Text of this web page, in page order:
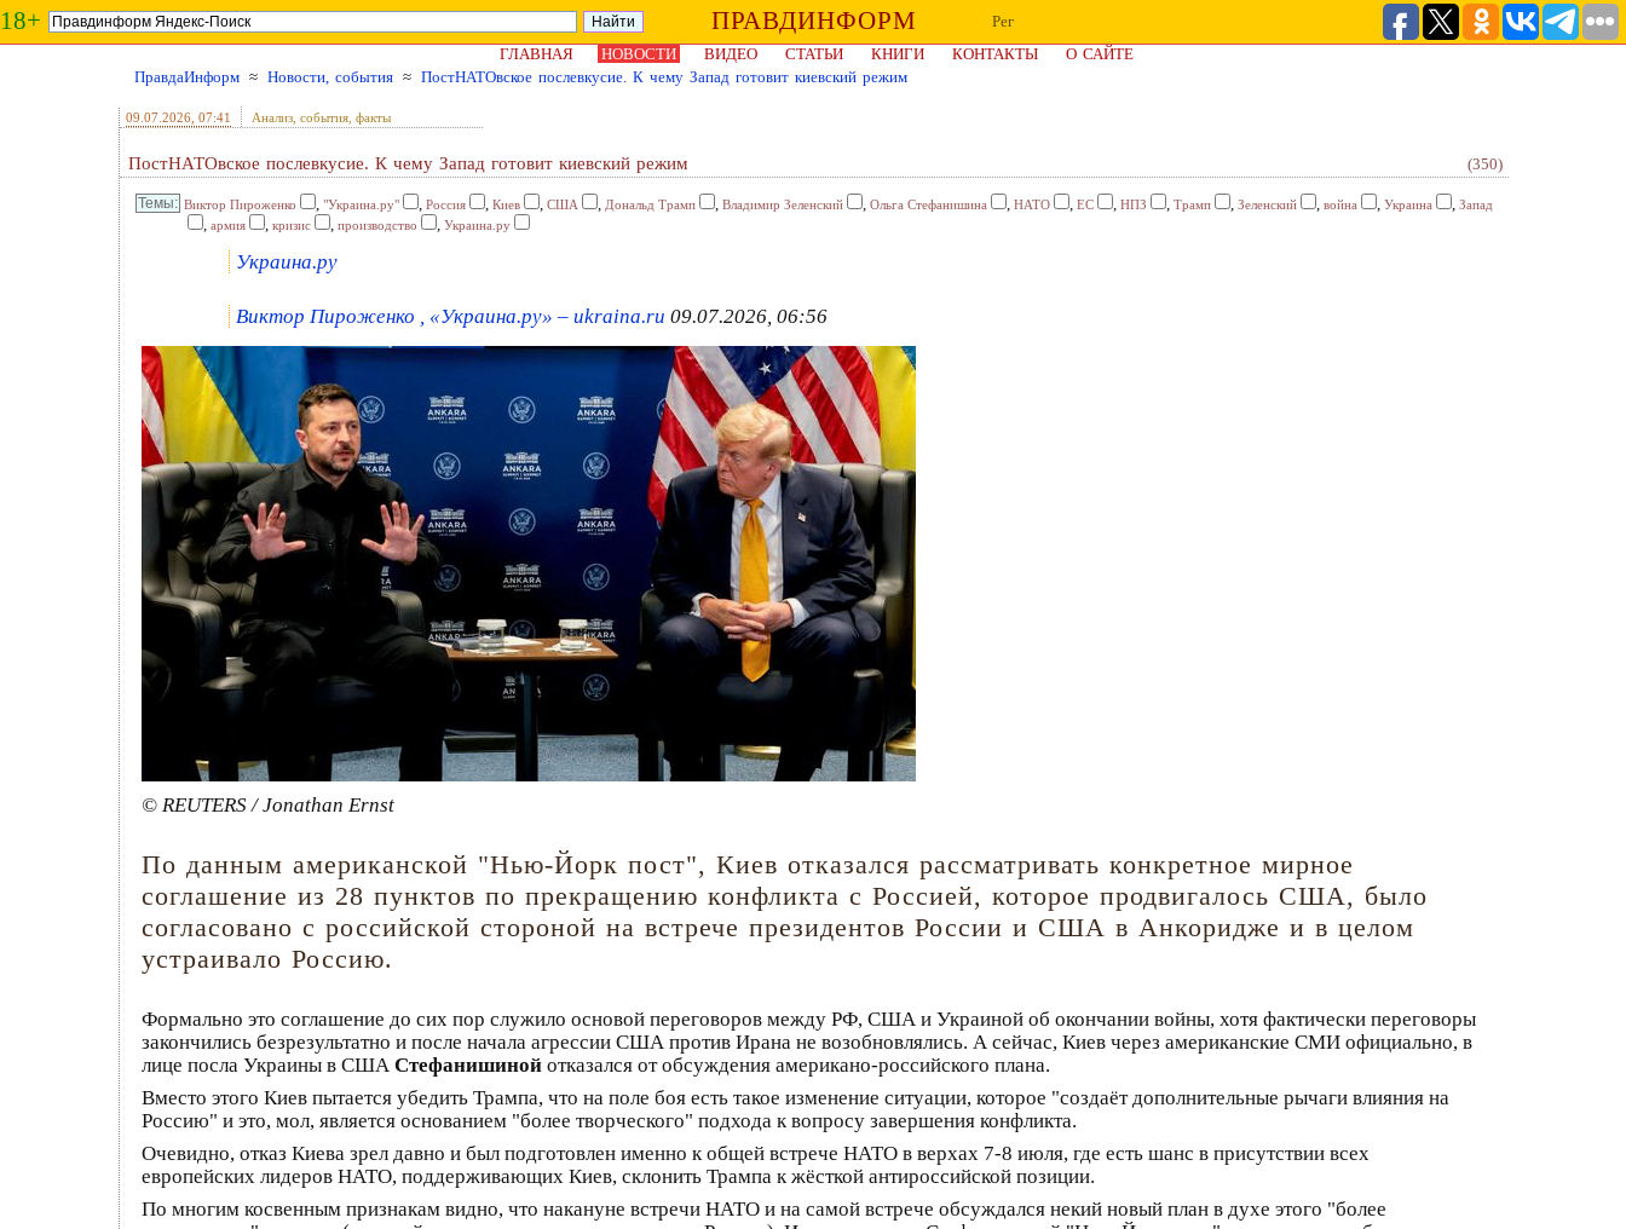
18+ ПРАВДИНФОРМ
Рег
ГЛАВНАЯ
НОВОСТИ ВИДЕО СТАТЬИ КНИГИ КОНТАКТЫ
О САЙТЕ
ПравдаИнформ ≈ Новости, события ≈ ПостНАТОвское послевкусие. К чему Запад готовит киевский режим
09.07.2026 , 07:41 Анализ, события, факты
ПостНАТОвское послевкусие. К чему Запад готовит киевский режим (350)
Виктор Пироженко , "Украина.ру" , Россия , Киев , США , Дональд Трамп , Владимир Зеленский , Ольга Стефанишина , НАТО , ЕС , НПЗ , Трамп , Зеленский , война , Украина , Запад
, армия , кризис , производство , Украина.ру
Украина.ру
Виктор Пироженко , «Украина.ру» – ukraina.ru 09.07.2026, 06:56
© REUTERS / Jonathan Ernst
По данным американской "Нью-Йорк пост", Киев отказался рассматривать конкретное мирное
соглашение из 28 пунктов по прекращению конфликта с Россией, которое продвигалось США, было
согласовано с российской стороной на встрече президентов России и США в Анкоридже и в целом
устраивало Россию.
Формально это соглашение до сих пор служило основой переговоров между РФ, США и Украиной об окончании войны, хотя фактически переговоры
закончились безрезультатно и после начала агрессии США против Ирана не возобновлялись. А сейчас, Киев через американские СМИ официально, в
лице посла Украины в США Стефанишиной отказался от обсуждения американо-российского плана.
Вместо этого Киев пытается убедить Трампа, что на поле боя есть такое изменение ситуации, которое "создаёт дополнительные рычаги влияния на
Россию" и это, мол, является основанием "более творческого" подхода к вопросу завершения конфликта.
Очевидно, отказ Киева зрел давно и был подготовлен именно к общей встрече НАТО в верхах 7-8 июля, где есть шанс в присутствии всех
европейских лидеров НАТО, поддерживающих Киев, склонить Трампа к жёсткой антироссийской позиции.
По многим косвенным признакам видно, что накануне встречи НАТО и на самой встрече обсуждался некий новый план в духе этого "более